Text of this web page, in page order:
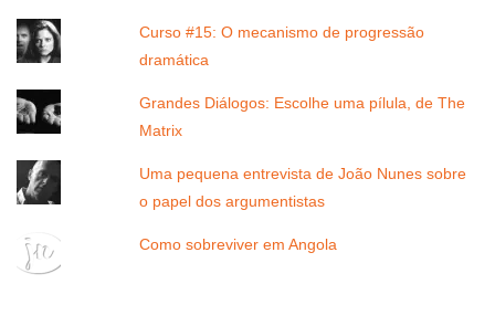
Curso #15: O mecanismo de progressão
dramática
Grandes Diálogos: Escolhe uma pílula, de The
Matrix
Uma pequena entrevista de João Nunes sobre
o papel dos argumentistas
Como sobreviver em Angola